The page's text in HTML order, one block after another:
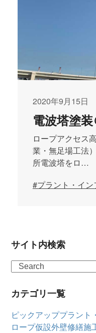
2020年9月15日
電波塔塗
ロープアクセス
業・無足場工法
所電波塔をロ…
#プラント・イン
サイト内検索
Search
カテゴリ一覧
ピックアッププラント
ロープ仮設外壁修繕施